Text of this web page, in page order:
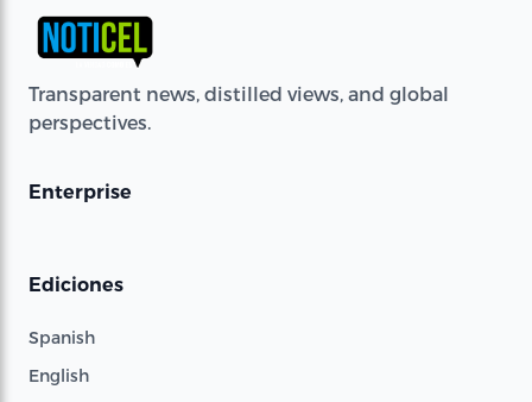
Transparent news, distilled views, and global
perspectives.
Enterprise
Ediciones
Spanish
English